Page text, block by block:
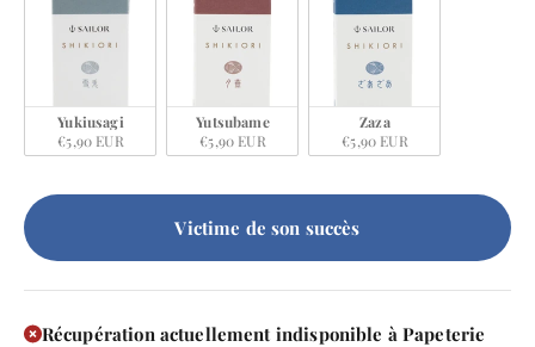
Yukiusagi
€5,90 EUR
Yutsubame
€5,90 EUR
Zaza
€5,90 EUR
Victime de son succès
Récupération actuellement indisponible à Papeterie